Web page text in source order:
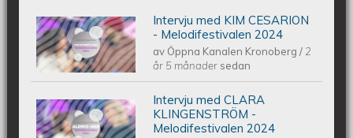
Intervju med KIM CESARION -
Melodifestivalen 2024
Intervju med KIM CESARION
- Melodifestivalen 2024
av Öppna Kanalen Kronoberg/ 2
år 5 månader sedan
Intervju med CLARA KLINGENSTRÖM
Intervju med CLARA
KLINGENSTRÖM -
Melodifestivalen 2024